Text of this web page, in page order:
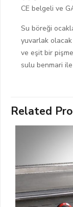
CE belgeli ve
Su böreği
yuvarlak
ve eşit bir
sulu benmari
Related